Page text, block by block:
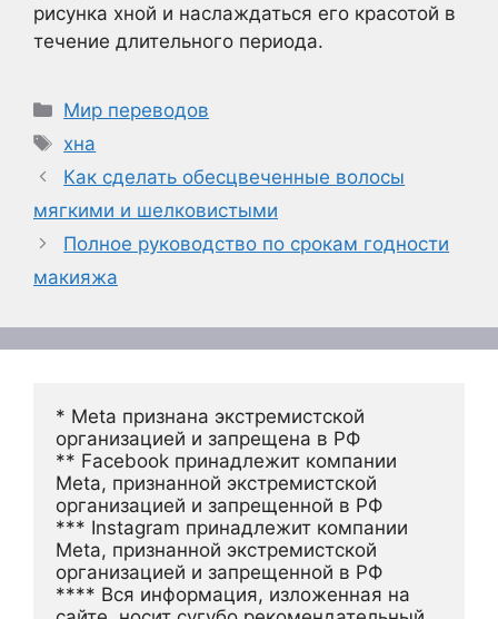
рисунка хной и наслаждаться его красотой в
течение длительного периода.
Рубрики
Мир переводов
Метки
хна
Как сделать обесцвеченные волосы
мягкими и шелковистыми
Полное руководство по срокам годности
макияжа
* Meta признана экстремистской
организацией и запрещена в РФ
** Facebook принадлежит компании
Meta, признанной экстремистской
организацией и запрещенной в РФ
*** Instagram принадлежит компании
Meta, признанной экстремистской
организацией и запрещенной в РФ
**** Вся информация, изложенная на